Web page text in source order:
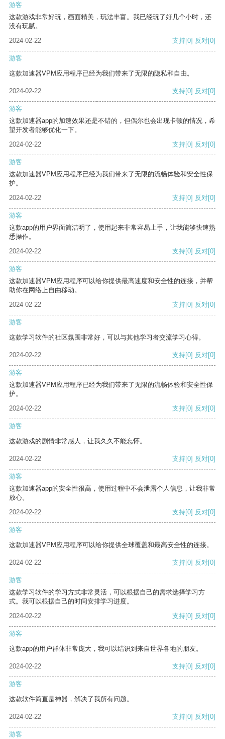
游客
这款游戏非常好玩，画面精美，玩法丰富。我已经玩了好几个小时，还
没有玩腻。
2024-02-22
支持[0] 反对[0]
游客
这款加速器VPM应用程序已经为我们带来了无限的隐私和自由。
2024-02-22 支持[0] 反对[0]
游客
这款加速器app的加速效果还是不错的，但偶尔也会出现卡顿的情况，希
望开发者能够优化一下。
2024-02-22
支持[0] 反对[0]
游客
这款加速器VPM应用程序已经为我们带来了无限的流畅体验和安全性保
护。
2024-02-22
支持[0] 反对[0]
游客
这款app的用户界面简洁明了，使用起来非常容易上手，让我能够快速熟
悉操作。
2024-02-22
支持[0] 反对[0]
游客
这款加速器VPM应用程序可以给你提供最高速度和安全性的连接，并帮
助你在网络上自由移动。
2024-02-22
支持[0] 反对[0]
游客
这款学习软件的社区氛围非常好，可以与其他学习者交流学习心得。
2024-02-22 支持[0] 反对[0]
游客
这款加速器VPM应用程序已经为我们带来了无限的流畅体验和安全性保
护。
2024-02-22
支持[0] 反对[0]
游客
这款游戏的剧情非常感人，让我久久不能忘怀。
2024-02-22 支持[0] 反对[0]
游客
这款加速器app的安全性很高，使用过程中不会泄露个人信息，让我非常
放心。
2024-02-22
支持[0] 反对[0]
游客
这款加速器VPM应用程序可以给你提供全球覆盖和最高安全性的连接。
2024-02-22 支持[0] 反对[0]
游客
这款学习软件的学习方式非常灵活，可以根据自己的需求选择学习方
式。我可以根据自己的时间安排学习进度。
2024-02-22
支持[0] 反对[0]
游客
这款app的用户群体非常庞大，我可以结识到来自世界各地的朋友。
2024-02-22 支持[0] 反对[0]
游客
这款软件简直是神器，解决了我所有问题。
2024-02-22 支持[0] 反对[0]
游客